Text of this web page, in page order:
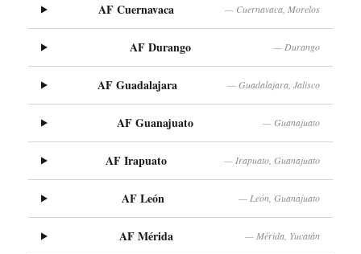
AF Cuernavaca — Cuernavaca, Morelos
AF Durango — Durango
AF Guadalajara — Guadalajara, Jalisco
AF Guanajuato — Guanajuato
AF Irapuato — Irapuato, Guanajuato
AF León — León, Guanajuato
AF Mérida — Mérida, Yucatán